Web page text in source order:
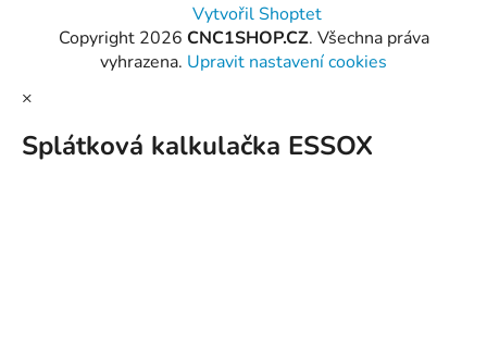
Vytvořil Shoptet
Copyright 2026 CNC1SHOP.CZ. Všechna práva
vyhrazena. Upravit nastavení cookies
×
Splátková kalkulačka ESSOX